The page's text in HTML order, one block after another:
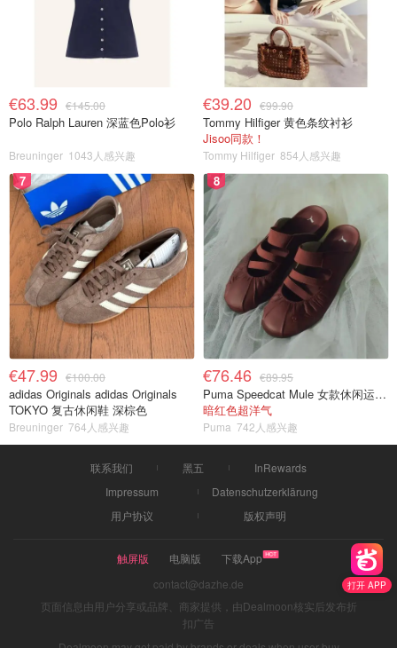
打开 APP
€63.99 €145.00
Polo Ralph Lauren 深蓝色Polo衫
Breuninger 1043人感兴趣
€39.20 €99.90
Tommy Hilfiger 黄色条纹衬衫
Jisoo同款！
Tommy Hilfiger 854人感兴趣
7
€47.99 €100.00
adidas Originals adidas Originals
TOKYO 复古休闲鞋 深棕色
Breuninger 764人感兴趣
8
€76.46 €89.95
Puma Speedcat Mule 女款休闲运动鞋
暗红色超洋气
Puma 742人感兴趣
联系我们 黑五
InRewards
Impressum
Datenschutzerklärung
用户协议
版权声明
触屏版 电脑版
下载App
contact@dazhe.de
页面信息由用户分享或品牌、商家提供，由Dealmoon核实后发布折
扣广告